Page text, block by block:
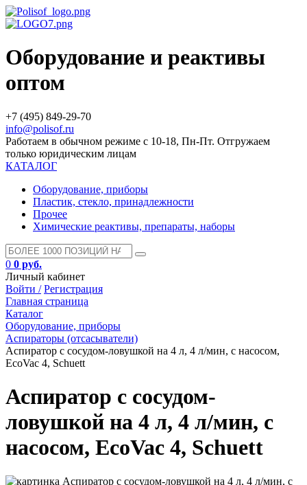
Оборудование и реактивы
оптом
+7 (495) 849-29-70
info@polisof.ru
Работаем в обычном режиме с 10-18, Пн-Пт. Отгружаем
только юридическим лицам
КАТАЛОГ
Оборудование, приборы
Пластик, стекло, принадлежности
Прочее
Химические реактивы, препараты, наборы
0 0 руб.
Личный кабинет
Войти / Регистрация
Главная страница
Каталог
Оборудование, приборы
Аспираторы (отсасыватели)
Аспиратор с сосудом-ловушкой на 4 л, 4 л/мин, с насосом,
EcoVac 4, Schuett
Аспиратор с сосудом-
ловушкой на 4 л, 4 л/мин, с
насосом, EcoVac 4, Schuett